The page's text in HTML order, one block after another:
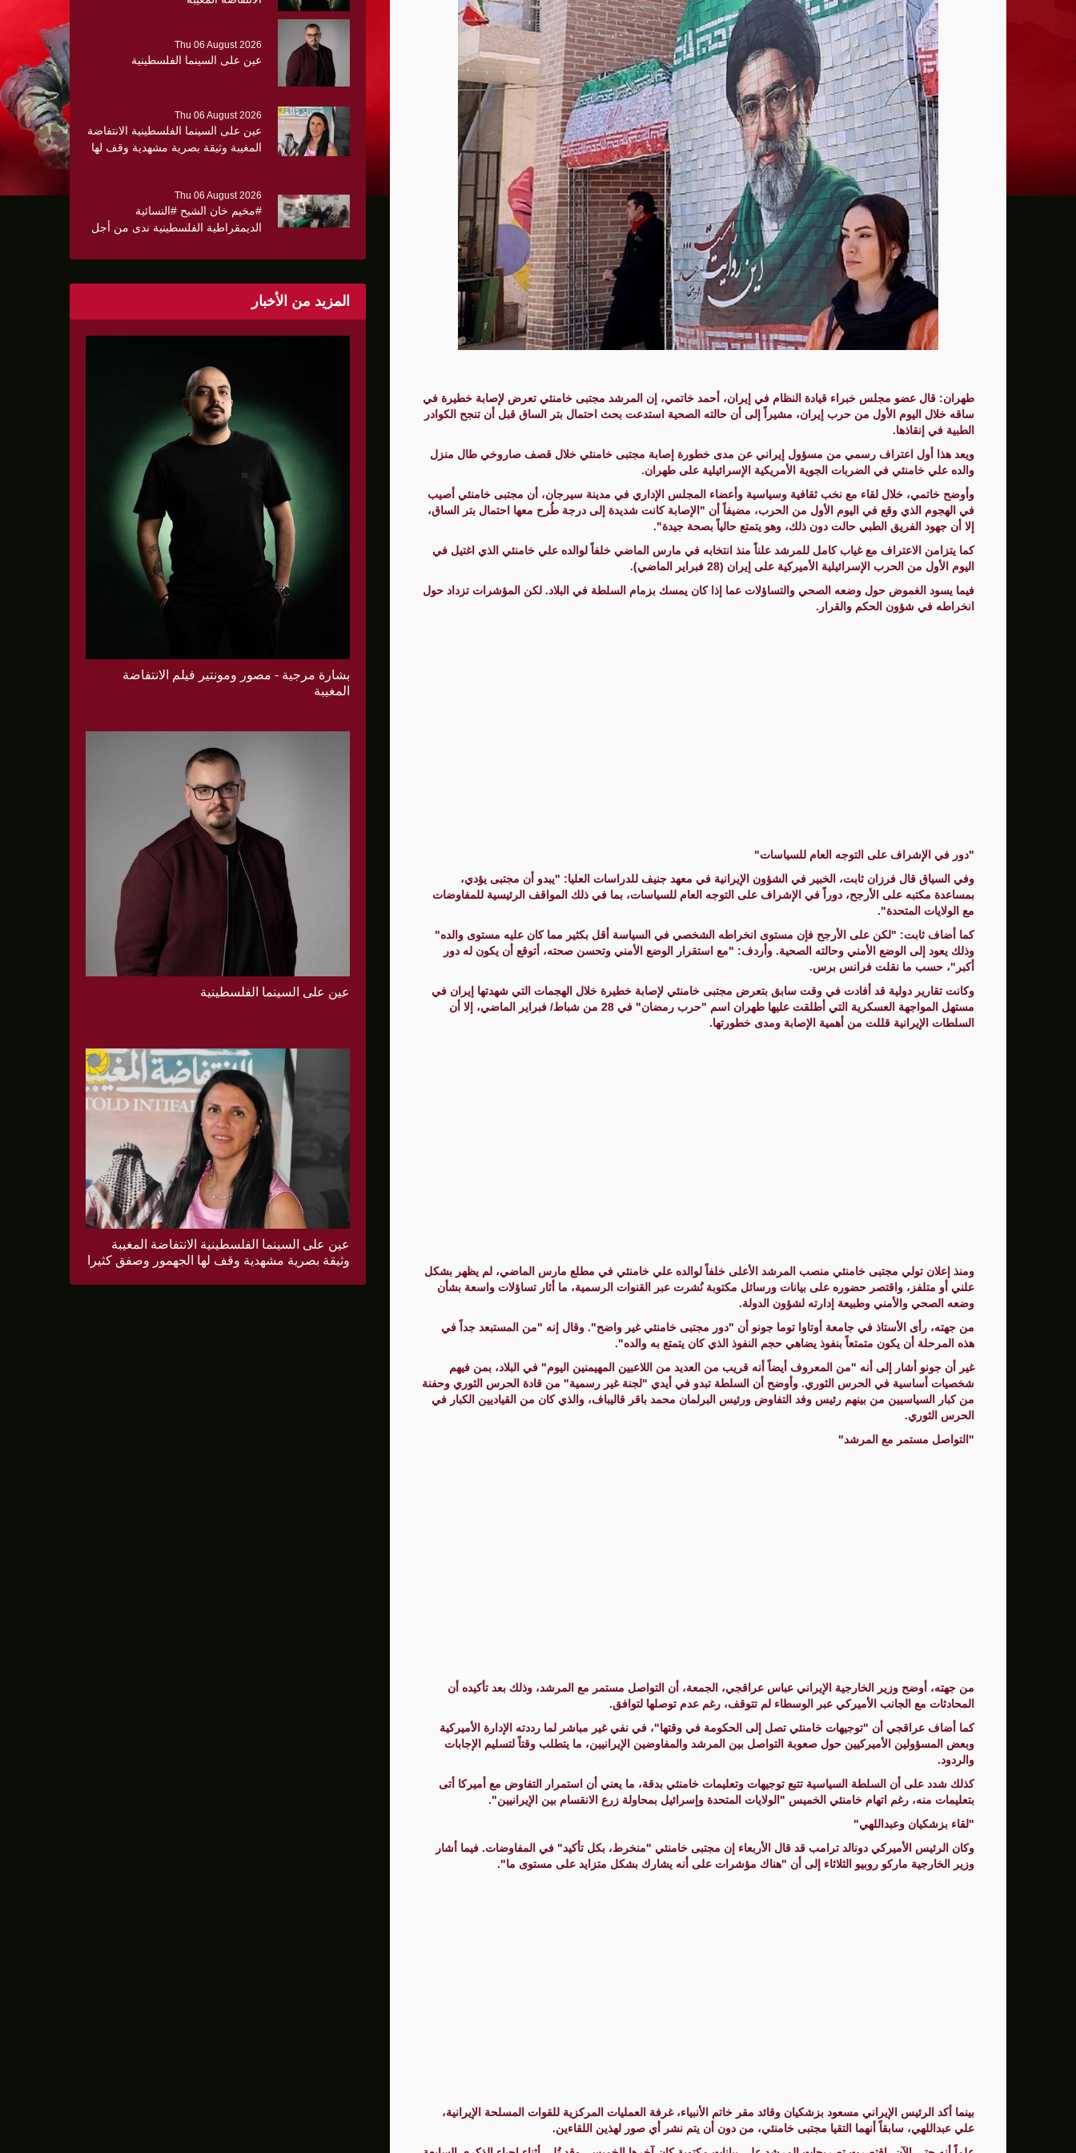
ترامب: يحذر من سيطرة الديمقراطيين على الكونغرس..ويرغب في اتفاق مع إيران
حماية الصحافيين تكرّم الصحافية كريستينا عاصي التي أصيبت بقصف إسرائيلي
فانس يؤكد وجود اختلافات في الرأي مع نتنياهو..,المفاوضات مع إيران "معقدة"
إيران تهدد بمهاجمة دول الخليج إذا تعرضت لهجمات أمريكية جديدة
ن.تايمز: مشرعون أمريكيون يسعون لشراكة عسكرية مع إسرائيل
الدفاع الروسية: ضربنا سفينتين محملتين بشحنات عسكرية قبالة سواحل أوديسا
التماس للسماح لطبيب مستقل بفحص حسام أبو صفية
الرئيس الإيراني: التواصل مع خامنئي "صعب للغاية" حاليا
جيش الاحتلال يعلن مقتل جنديين وإصابة 4 جنوب لبنان
"وول ستريت" ترتفع بدعم آمال التهدئة في الشرق الأوسط
زامير: أضعفنا حماس بشكل كبير وغيّرنا الوضع الأمنيّ وعملياتنا الاستباقية مستمرة
الوفد الأمريكي يطلب تعليق المفاوضات الثلاثية لإجراء مشاورات خاصة
بشارة مرجية - مصور ومونتير فيلم الانتفاضة المغيبة
طهران: قال عضو مجلس خبراء قيادة النظام في إيران، أحمد خاتمي، إن المرشد مجتبى خامنئي تعرض لإصابة خطيرة في
ساقه خلال اليوم الأول من حرب إيران، مشيراً إلى أن حالته الصحية استدعت بحث احتمال بتر الساق قبل أن تنجح الكوادر
الطبية في إنقاذها.
ويعد هذا أول اعتراف رسمي من مسؤول إيراني عن مدى خطورة إصابة مجتبى خامنئي خلال قصف صاروخي طال منزل
والده علي خامنئي في الضربات الجوية الأمريكية الإسرائيلية على طهران.
وأوضح خاتمي، خلال لقاء مع نخب ثقافية وسياسية وأعضاء المجلس الإداري في مدينة سيرجان، أن مجتبى خامنئي أصيب
في الهجوم الذي وقع في اليوم الأول من الحرب، مضيفاً أن "الإصابة كانت شديدة إلى درجة طُرح معها احتمال بتر الساق،
إلا أن جهود الفريق الطبي حالت دون ذلك، وهو يتمتع حالياً بصحة جيدة".
كما يتزامن الاعتراف مع غياب كامل للمرشد علناً منذ انتخابه في مارس الماضي خلفاً لوالده علي خامنئي الذي اغتيل في
اليوم الأول من الحرب الإسرائيلية الأميركية على إيران (28 فبراير الماضي).
فيما يسود الغموض حول وضعه الصحي والتساؤلات عما إذا كان يمسك بزمام السلطة في البلاد. لكن المؤشرات تزداد حول
انخراطه في شؤون الحكم والقرار.
"دور في الإشراف على التوجه العام للسياسات"
وفي السياق قال فرزان ثابت، الخبير في الشؤون الإيرانية في معهد جنيف للدراسات العليا: "يبدو أن مجتبى يؤدي،
بمساعدة مكتبه على الأرجح، دوراً في الإشراف على التوجه العام للسياسات، بما في ذلك المواقف الرئيسية للمفاوضات
مع الولايات المتحدة".
كما أضاف ثابت: "لكن على الأرجح فإن مستوى انخراطه الشخصي في السياسة أقل بكثير مما كان عليه مستوى والده"
وذلك يعود إلى الوضع الأمني وحالته الصحية. وأردف: "مع استقرار الوضع الأمني وتحسن صحته، أتوقع أن يكون له دور
أكبر"، حسب ما نقلت فرانس برس.
وكانت تقارير دولية قد أفادت في وقت سابق بتعرض مجتبى خامنئي لإصابة خطيرة خلال الهجمات التي شهدتها إيران في
مستهل المواجهة العسكرية التي أطلقت عليها طهران اسم "حرب رمضان" في 28 من شباط/ فبراير الماضي، إلا أن
السلطات الإيرانية قللت من أهمية الإصابة ومدى خطورتها.
ومنذ إعلان تولي مجتبى خامنئي منصب المرشد الأعلى خلفاً لوالده علي خامنئي في مطلع مارس الماضي، لم يظهر بشكل
علني أو متلفز، واقتصر حضوره على بيانات ورسائل مكتوبة نُشرت عبر القنوات الرسمية، ما أثار تساؤلات واسعة بشأن
وضعه الصحي والأمني وطبيعة إدارته لشؤون الدولة.
من جهته، رأى الأستاذ في جامعة أوتاوا توما جونو أن "دور مجتبى خامنئي غير واضح". وقال إنه "من المستبعد جداً في
هذه المرحلة أن يكون متمتعاً بنفوذ يضاهي حجم النفوذ الذي كان يتمتع به والده".
غير أن جونو أشار إلى أنه "من المعروف أيضاً أنه قريب من العديد من اللاعبين المهيمنين اليوم" في البلاد، بمن فيهم
شخصيات أساسية في الحرس الثوري. وأوضح أن السلطة تبدو في أيدي "لجنة غير رسمية" من قادة الحرس الثوري وحفنة
من كبار السياسيين من بينهم رئيس وفد التفاوض ورئيس البرلمان محمد باقر قاليباف، والذي كان من القياديين الكبار في
الحرس الثوري.
"التواصل مستمر مع المرشد"
من جهته، أوضح وزير الخارجية الإيراني عباس عراقجي، الجمعة، أن التواصل مستمر مع المرشد، وذلك بعد تأكيده أن
المحادثات مع الجانب الأميركي عبر الوسطاء لم تتوقف، رغم عدم توصلها لتوافق.
كما أضاف عراقجي أن "توجيهات خامنئي تصل إلى الحكومة في وقتها"، في نفي غير مباشر لما رددته الإدارة الأميركية
وبعض المسؤولين الأميركيين حول صعوبة التواصل بين المرشد والمفاوضين الإيرانيين، ما يتطلب وقتاً لتسليم الإجابات
والردود.
كذلك شدد على أن السلطة السياسية تتبع توجيهات وتعليمات خامنئي بدقة، ما يعني أن استمرار التفاوض مع أميركا أتى
بتعليمات منه، رغم اتهام خامنئي الخميس "الولايات المتحدة وإسرائيل بمحاولة زرع الانقسام بين الإيرانيين".
"لقاء بزشكيان وعبداللهي"
وكان الرئيس الأميركي دونالد ترامب قد قال الأربعاء إن مجتبى خامنئي "منخرط، بكل تأكيد" في المفاوضات. فيما أشار
وزير الخارجية ماركو روبيو الثلاثاء إلى أن "هناك مؤشرات على أنه يشارك بشكل متزايد على مستوى ما".
بينما أكد الرئيس الإيراني مسعود بزشكيان وقائد مقر خاتم الأنبياء، غرفة العمليات المركزية للقوات المسلحة الإيرانية،
علي عبداللهي، سابقاً أنهما التقيا مجتبى خامنئي، من دون أن يتم نشر أي صور لهذين اللقاءين.
Thu 06 August 2026
عين على السينما الفلسطينية
Thu 06 August 2026
عين على السينما الفلسطينية الانتفاضة
المغيبة وثيقة بصرية مشهدية وقف لها
Thu 06 August 2026
#مخيم خان الشيح #النسائية
الديمقراطية الفلسطينية ندى من أجل
صحية عن ألتهاب الكبد وتوزّع
المزيد من الأخبار
بشارة مرجية - مصور ومونتير فيلم الانتفاضة
المغيبة
عين على السينما الفلسطينية
عين على السينما الفلسطينية الانتفاضة المغيبة
وثيقة بصرية مشهدية وقف لها الجهمور وصفق كثيرا